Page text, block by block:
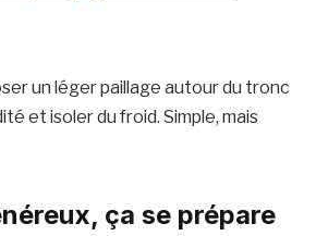
un léger paillage autour du tronc
et isoler du froid. Simple, mais
ça se prépare